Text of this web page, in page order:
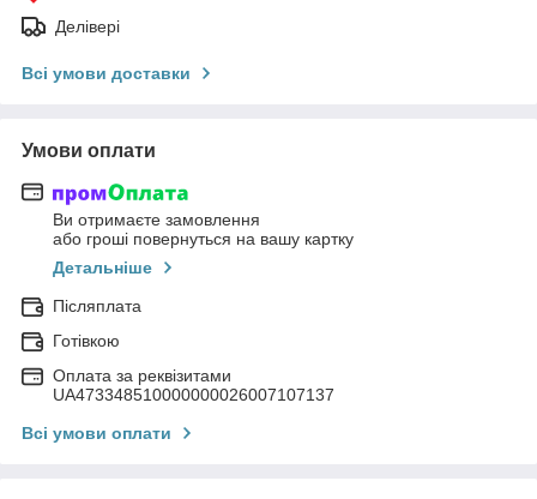
Делівері
Всі умови доставки
Умови оплати
Ви отримаєте замовлення
або гроші повернуться на вашу картку
Детальніше
Післяплата
Готівкою
Оплата за реквізитами
UA473348510000000026007107137
Всі умови оплати